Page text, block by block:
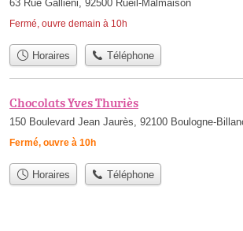
63 Rue Galliéni, 92500 Rueil-Malmaison
Fermé, ouvre demain à 10h
Horaires Téléphone
Chocolats Yves Thuriès
150 Boulevard Jean Jaurès, 92100 Boulogne-
Fermé, ouvre à 10h
Horaires Téléphone